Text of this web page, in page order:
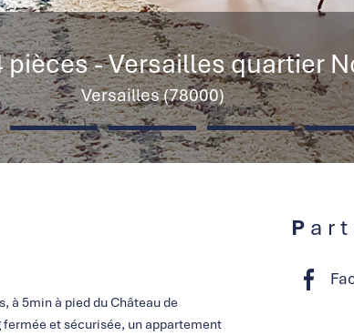
- Versailles quartier
Versailles (78000)
à 5min à pied du Château de
et sécurisée, un appartement